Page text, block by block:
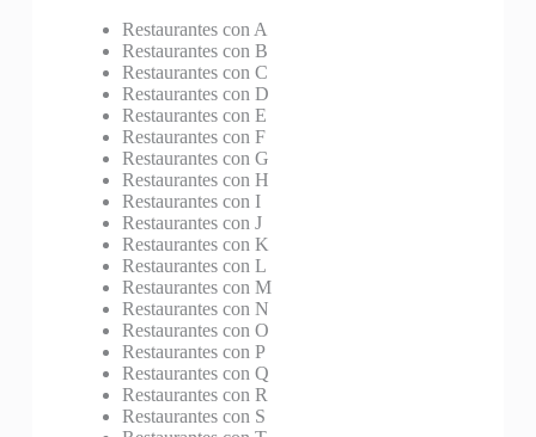
Restaurantes con A
Restaurantes con B
Restaurantes con C
Restaurantes con D
Restaurantes con E
Restaurantes con F
Restaurantes con G
Restaurantes con H
Restaurantes con I
Restaurantes con J
Restaurantes con K
Restaurantes con L
Restaurantes con M
Restaurantes con N
Restaurantes con O
Restaurantes con P
Restaurantes con Q
Restaurantes con R
Restaurantes con S